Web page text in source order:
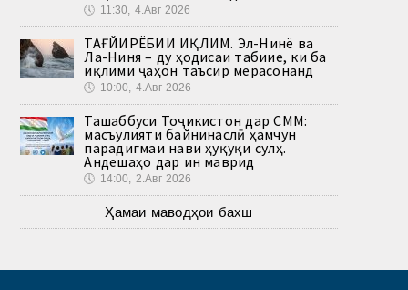
🕔 11:30, 4.Авг 2026
ТАҒЙИРЁБИИ ИҚЛИМ. Эл-Нинё ва
Ла-Ниня – ду ҳодисаи табиие, ки ба
иқлими ҷаҳон таъсир мерасонанд
🕔 10:00, 4.Авг 2026
Ташаббуси Тоҷикистон дар СММ:
масъулияти байнинаслӣ ҳамчун
парадигмаи нави ҳуқуқи сулҳ.
Андешаҳо дар ин маврид
🕔 14:00, 2.Авг 2026
Ҳамаи маводҳои бахш